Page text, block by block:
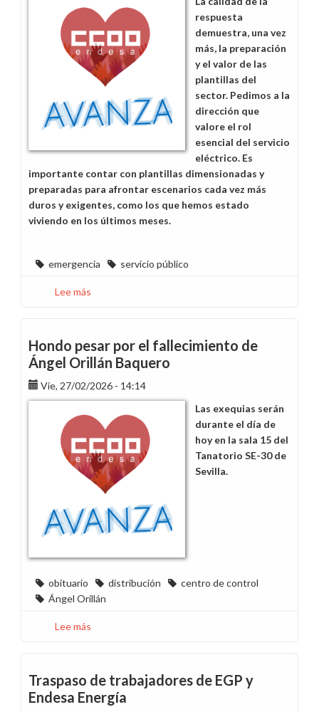
para
desayuno
siga
contando
como
tiempo
de
trabajo
respuesta
demuestra, una vez
más, la preparación
y el valor de las
plantillas del
sector. Pedimos a la
dirección que
valore el rol
esencial del servicio
eléctrico. Es
importante contar con plantillas dimensionadas y
preparadas para afrontar escenarios cada vez más
duros y exigentes, como los que hemos estado
viviendo en los últimos meses.
emergencia servicio público
Lee más
agradecimiento
a
los
equipos
de
Endesa
desplazados
a
Portugal
durante
las
tormentas
Hondo pesar por el fallecimiento de
Ángel Orillán Baquero
Vie, 27/02/2026 - 14:14
Las exequias serán
durante el día de
hoy en la sala 15 del
Tanatorio SE-30 de
Sevilla.
obituario distribución
centro de control
Ángel Orillán
Lee más
por
el
fallecimiento
Traspaso de trabajadores de EGP y
Endesa Energía